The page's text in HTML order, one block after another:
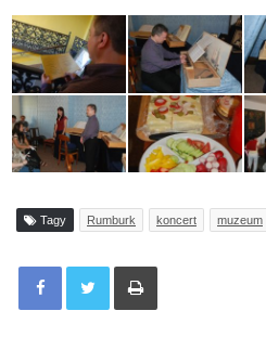
Tagy Rumburk koncert muzeum
Tisknout